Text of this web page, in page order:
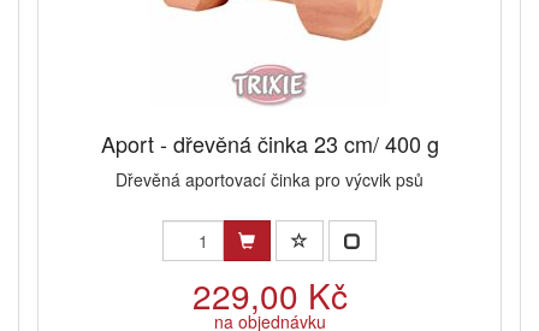
Aport - dřevěná činka 23 cm/ 400 g
Dřevěná aportovací činka pro výcvik psů
229,00 Kč
na objednávku